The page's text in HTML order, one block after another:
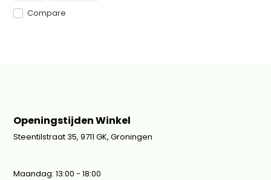
Compare
Openingstijden Winkel
Steentilstraat 35, 9711 GK, Groningen
Maandag: 13:00 - 18:00